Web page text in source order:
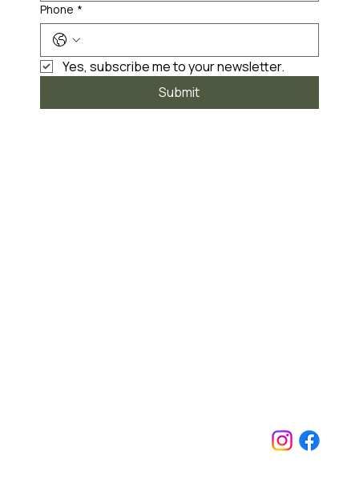
Phone *
Yes, subscribe me to your newsletter.
Submit